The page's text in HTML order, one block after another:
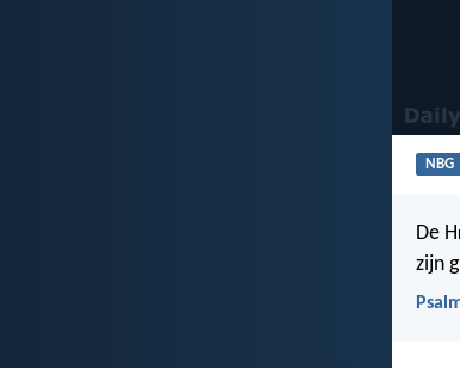
NBG
De H
zijn